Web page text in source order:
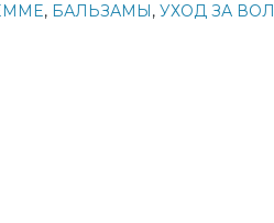
, БАЛЬЗАМЫ, УХОД ЗА